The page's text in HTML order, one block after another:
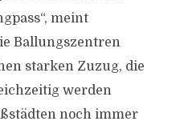
meint
Ballungszentren
starken Zuzug, die
werden
noch immer